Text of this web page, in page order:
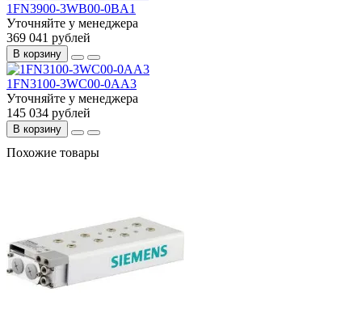
1FN3900-3WB00-0BA1
Уточняйте у менеджера
369 041 рублей
В корзину
1FN3100-3WC00-0AA3
Уточняйте у менеджера
145 034 рублей
В корзину
Похожие товары